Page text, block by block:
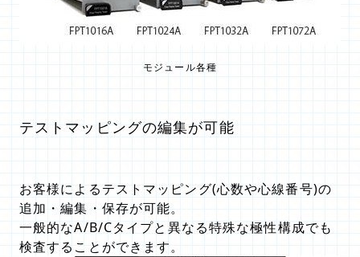
モジュール各種
テストマッピングの編集が可能
お客様によるテストマッピング(心数や心線番号)の
追加・編集・保存が可能。
一般的なA/B/Cタイプと異なる特殊な極性構成でも
検査することができます。